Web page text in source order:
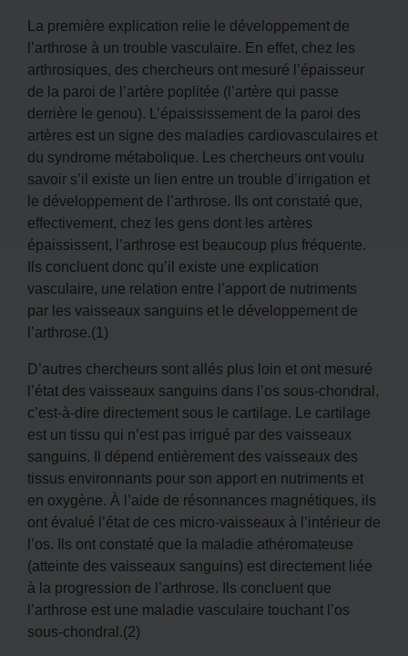
La première explication relie le développement de
l’arthrose à un trouble vasculaire. En effet, chez les
arthrosiques, des chercheurs ont mesuré l’épaisseur
de la paroi de l’artère poplitée (l’artère qui passe
derrière le genou). L’épaississement de la paroi des
artères est un signe des maladies cardiovasculaires et
du syndrome métabolique. Les chercheurs ont voulu
savoir s’il existe un lien entre un trouble d’irrigation et
le développement de l’arthrose. Ils ont constaté que,
effectivement, chez les gens dont les artères
épaississent, l’arthrose est beaucoup plus fréquente.
Ils concluent donc qu’il existe une explication
vasculaire, une relation entre l’apport de nutriments
par les vaisseaux sanguins et le développement de
l’arthrose.(1)
D’autres chercheurs sont allés plus loin et ont mesuré
l’état des vaisseaux sanguins dans l’os sous-chondral,
c’est-à-dire directement sous le cartilage. Le cartilage
est un tissu qui n’est pas irrigué par des vaisseaux
sanguins. Il dépend entièrement des vaisseaux des
tissus environnants pour son apport en nutriments et
en oxygène. À l’aide de résonnances magnétiques, ils
ont évalué l’état de ces micro-vaisseaux à l’intérieur de
l’os. Ils ont constaté que la maladie athéromateuse
(atteinte des vaisseaux sanguins) est directement liée
à la progression de l’arthrose. Ils concluent que
l’arthrose est une maladie vasculaire touchant l’os
sous-chondral.(2)